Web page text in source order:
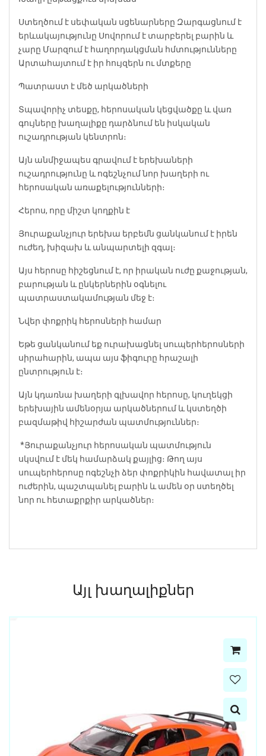
Ստեղծում է սեփական սցենարները Զարգացնում է
երևակայությունը Սովորում է տարբերել բարին և
չարը Մարզում է հաղորդակցման հմտությունները
Արտահայտում է իր հույզերն ու մտքերը
Պատրաստ է մեծ արկածների
Տպավորիչ տեսքը, հերոսական կեցվածքը և վառ
գույները խաղալիքը դարձնում են իսկական
ուշադրության կենտրոն։
Այն անմիջապես գրավում է երեխաների
ուշադրությունը և ոգեշնչում նոր խաղերի ու
հերոսական առաքելությունների։
Հերոս, որը միշտ կողքին է
Յուրաքանչյուր երեխա երբեմն ցանկանում է իրեն
ուժեղ, խիզախ և անպարտելի զգալ։
Այս հերոսը հիշեցնում է, որ իրական ուժը քաջության,
բարության և ընկերներին օգնելու
պատրաստակամության մեջ է։
Նվեր փոքրիկ հերոսների համար
Եթե ցանկանում եք ուրախացնել սուպերհերոսների
սիրահարին, ապա այս ֆիգուրը հրաշալի
ընտրություն է։
Այն կդառնա խաղերի գլխավոր հերոսը, կուղեկցի
երեխային ամենօրյա արկածներում և կստեղծի
բազմաթիվ հիշարժան պատմություններ։
️ *Յուրաքանչյուր հերոսական պատմություն
սկսվում է մեկ համարձակ քայլից։ Թող այս
սուպերհերոսը ոգեշնչի ձեր փոքրիկին հավատալ իր
ուժերին, պաշտպանել բարին և ամեն օր ստեղծել
նոր ու հետաքրքիր արկածներ։
Այլ խաղալիքներ